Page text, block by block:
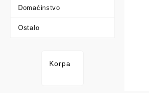
Domaćinstvo
Ostalo
Korpa